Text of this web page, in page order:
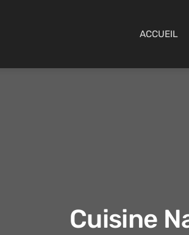
ACCUEIL
Cuisine